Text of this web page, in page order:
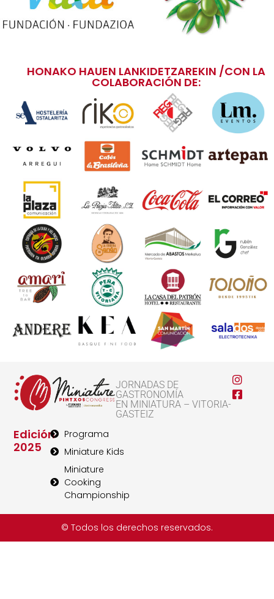
HONAKO HAUEN LANKIDETZAREKIN /CON LA
COLABORACIÓN DE:
JORNADAS DE
GASTRONOMÍA
EN MINIATURA – VITORIA-
GASTEIZ
Edición
2025
Programa
Miniature Kids
Miniature
Cooking
Championship
© Todos los derechos reservados.